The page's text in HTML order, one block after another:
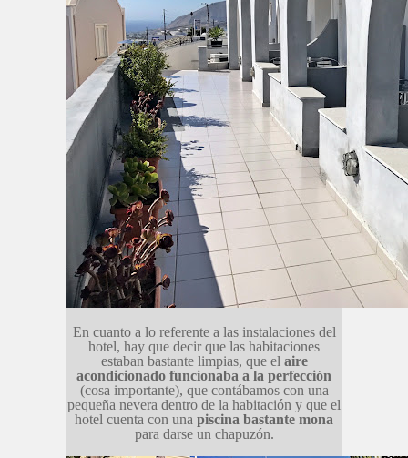
En cuanto a lo referente a las instalaciones del
hotel, hay que decir que las habitaciones
estaban bastante limpias, que el aire
acondicionado funcionaba a la perfección
(cosa importante), que contábamos con una
pequeña nevera dentro de la habitación y que el
hotel cuenta con una piscina bastante mona
para darse un chapuzón.